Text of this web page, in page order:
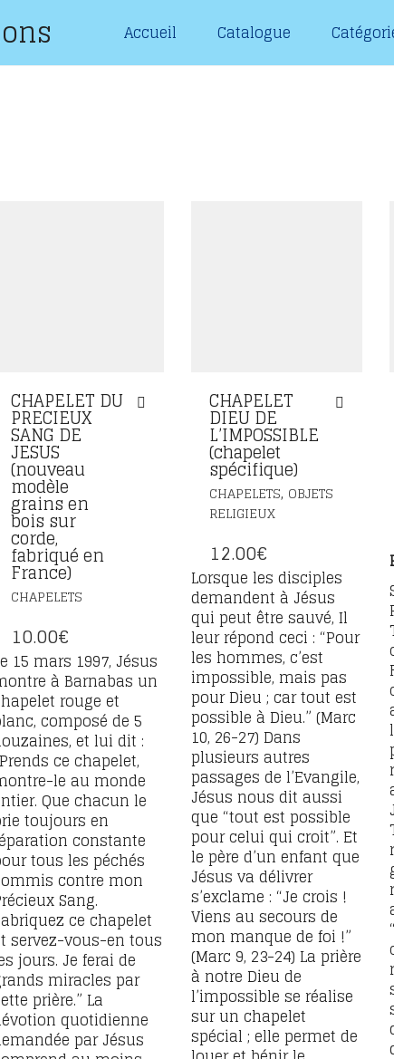
Accueil Catalogue
CHAPELET DU
PRECIEUX
SANG DE
JESUS
(nouveau
modèle
grains en
bois sur
corde,
fabriqué en
France)
CHAPELETS
10.00€
15 mars 1997, Jésus
à Barnabas un
rouge et
composé de 5
et lui dit :
ce chapelet,
le au monde
Que chacun le
toujours en
constante
tous les péchés
contre mon
Sang.
ce chapelet
servez-vous-en tous
jours. Je ferai de
miracles par
prière.” La
quotidienne
par Jésus
CHAPELET
DIEU DE
L’IMPOSSIBLE
(chapelet
spécifique)
CHAPELETS, OBJETS
RELIGIEUX
12.00€
Lorsque les disciples
demandent à Jésus
qui peut être sauvé, Il
leur répond ceci : “Pour
les hommes, c’est
impossible, mais pas
pour Dieu ; car tout est
possible à Dieu.” (Marc
10, 26-27) Dans
plusieurs autres
passages de l’Evangile,
Jésus nous dit aussi
que “tout est possible
pour celui qui croit”. Et
le père d’un enfant que
Jésus va délivrer
s’exclame : “Je crois !
Viens au secours de
mon manque de foi !”
(Marc 9, 23-24) La prière
à notre Dieu de
l’impossible se réalise
sur un chapelet
spécial ; elle permet de